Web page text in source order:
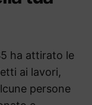
ha attirato le
ai lavori,
persone